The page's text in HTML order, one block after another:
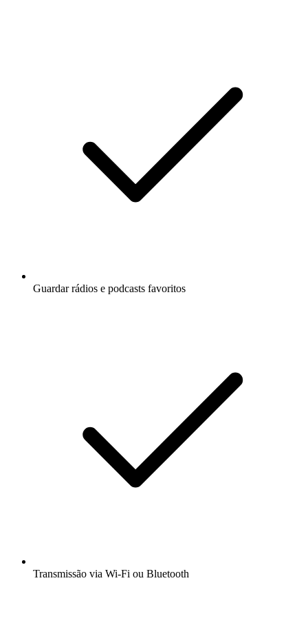
Guardar rádios e podcasts favoritos
Transmissão via Wi-Fi ou Bluetooth